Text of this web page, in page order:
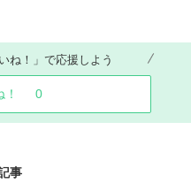
ね！」で応援しよう
0
事